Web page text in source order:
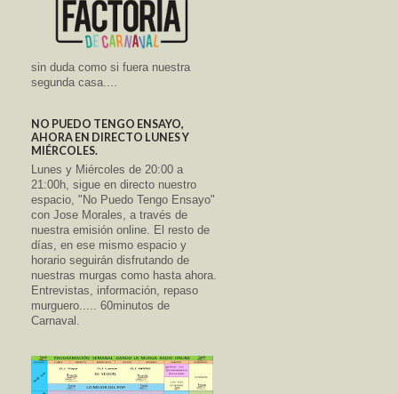
sin duda como si fuera nuestra
segunda casa....
NO PUEDO TENGO ENSAYO,
AHORA EN DIRECTO LUNES Y
MIÉRCOLES.
Lunes y Miércoles de 20:00 a
21:00h, sigue en directo nuestro
espacio, "No Puedo Tengo Ensayo"
con Jose Morales, a través de
nuestra emisión online. El resto de
días, en ese mismo espacio y
horario seguirán disfrutando de
nuestras murgas como hasta ahora.
Entrevistas, información, repaso
murguero..... 60minutos de
Carnaval.